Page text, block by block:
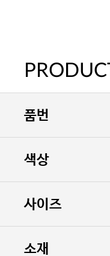
품번
색상
사이즈
소재